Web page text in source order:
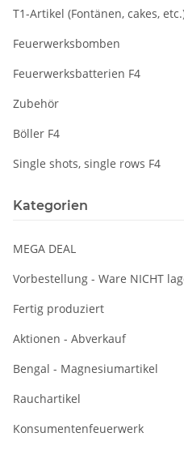
T1-Artikel (Fontänen, cakes,
Feuerwerksbomben
Feuerwerksbatterien F4
Zubehör
Böller F4
Single shots, single rows F4
Kategorien
MEGA DEAL
Vorbestellung - Ware NICHT
Fertig produziert
Aktionen - Abverkauf
Bengal - Magnesiumartikel
Rauchartikel
Konsumentenfeuerwerk